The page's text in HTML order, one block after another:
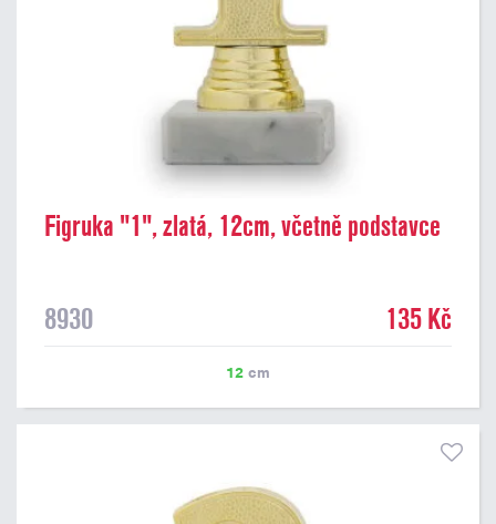
Figruka "1", zlatá, 12cm, včetně podstavce
8930 135 Kč
12 cm